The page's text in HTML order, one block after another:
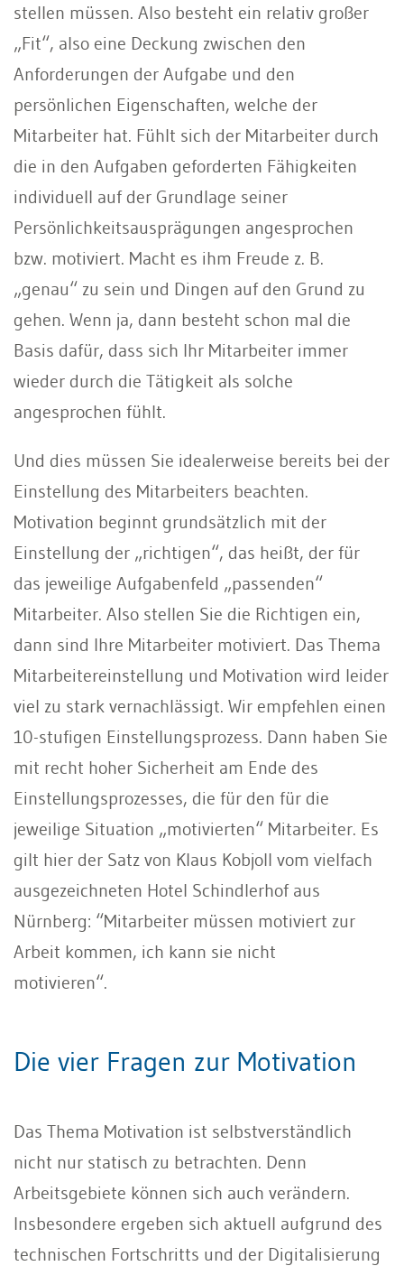
stellen müssen. Also besteht ein relativ großer
„Fit“, also eine Deckung zwischen den
Anforderungen der Aufgabe und den
persönlichen Eigenschaften, welche der
Mitarbeiter hat. Fühlt sich der Mitarbeiter durch
die in den Aufgaben geforderten Fähigkeiten
individuell auf der Grundlage seiner
Persönlichkeitsausprägungen angesprochen
bzw. motiviert. Macht es ihm Freude z. B.
„genau“ zu sein und Dingen auf den Grund zu
gehen. Wenn ja, dann besteht schon mal die
Basis dafür, dass sich Ihr Mitarbeiter immer
wieder durch die Tätigkeit als solche
angesprochen fühlt.
Und dies müssen Sie idealerweise bereits bei der
Einstellung des Mitarbeiters beachten.
Motivation beginnt grundsätzlich mit der
Einstellung der „richtigen“, das heißt, der für
das jeweilige Aufgabenfeld „passenden“
Mitarbeiter. Also stellen Sie die Richtigen ein,
dann sind Ihre Mitarbeiter motiviert. Das Thema
Mitarbeitereinstellung und Motivation wird leider
viel zu stark vernachlässigt. Wir empfehlen einen
10-stufigen Einstellungsprozess. Dann haben Sie
mit recht hoher Sicherheit am Ende des
Einstellungsprozesses, die für den für die
jeweilige Situation „motivierten“ Mitarbeiter. Es
gilt hier der Satz von Klaus Kobjoll vom vielfach
ausgezeichneten Hotel Schindlerhof aus
Nürnberg: “Mitarbeiter müssen motiviert zur
Arbeit kommen, ich kann sie nicht
motivieren“.
Die vier Fragen zur Motivation
Das Thema Motivation ist selbstverständlich
nicht nur statisch zu betrachten. Denn
Arbeitsgebiete können sich auch verändern.
Insbesondere ergeben sich aktuell aufgrund des
technischen Fortschritts und der Digitalisierung